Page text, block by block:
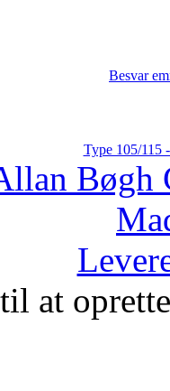
Besvar
Type 105/115
Bøgh
at